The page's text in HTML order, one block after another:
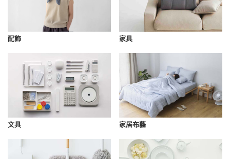
配飾 家具
文具 家居布藝